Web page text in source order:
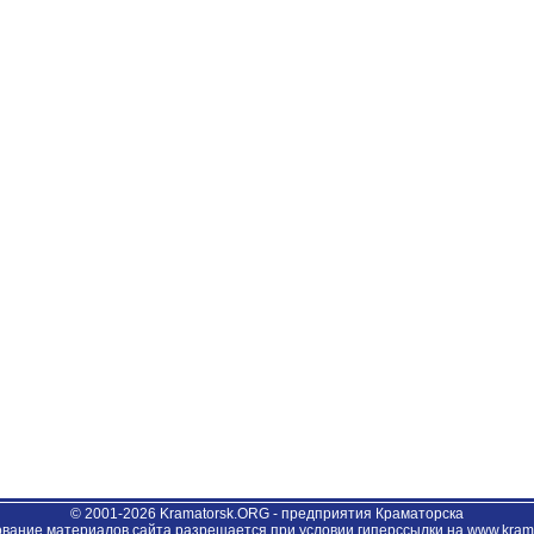
© 2001-2026 Kramatorsk.ORG - предприятия Краматорска
материалов сайта разрешается при условии гиперссылки на